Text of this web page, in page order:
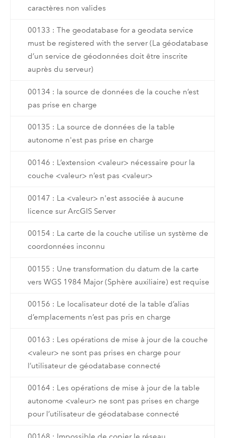
caractères non valides
00133 : The geodatabase for a geodata service
must be registered with the server (La géodatabase
d’un service de géodonnées doit être inscrite
auprès du serveur)
00134 : la source de données de la couche n’est
pas prise en charge
00135 : La source de données de la table
autonome n'est pas prise en charge
00146 : L’extension <valeur> nécessaire pour la
couche <valeur> n’est pas <valeur>
00147 : La <valeur> n'est associée à aucune
licence sur ArcGIS Server
00154 : La carte de la couche utilise un système de
coordonnées inconnu
00155 : Une transformation du datum de la carte
vers WGS 1984 Major (Sphère auxiliaire) est requise
00156 : Le localisateur doté de la table d’alias
d’emplacements n’est pas pris en charge
00163 : Les opérations de mise à jour de la couche
<valeur> ne sont pas prises en charge pour
l’utilisateur de géodatabase connecté
00164 : Les opérations de mise à jour de la table
autonome <valeur> ne sont pas prises en charge
pour l’utilisateur de géodatabase connecté